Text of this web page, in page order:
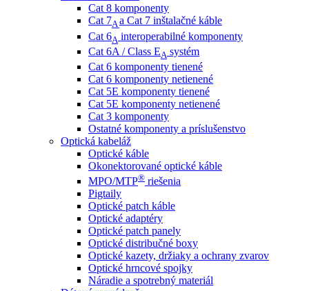
Cat 8 komponenty
Cat 7Aa Cat 7 inštalačné káble
Cat 6A interoperabilné komponenty
Cat 6A / Class EA systém
Cat 6 komponenty tienené
Cat 6 komponenty netienené
Cat 5E komponenty tienené
Cat 5E komponenty netienené
Cat 3 komponenty
Ostatné komponenty a príslušenstvo
Optická kabeláž
Optické káble
Okonektorované optické káble
MPO/MTP® ​ riešenia
Pigtaily
Optické patch káble
Optické adaptéry
Optické patch panely
Optické distribučné boxy
Optické kazety, držiaky a ochrany zvarov
Optické hrncové spojky
Náradie a spotrebný materiál